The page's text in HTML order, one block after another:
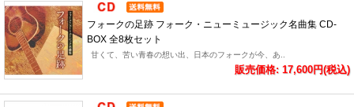
フォークの足跡 フォーク・ニューミュージック名曲集 CD-
BOX 全8枚セット
甘くて、苦い青春の想い出、日本のフォークが今、あ..
販売価格: 17,600円(税込)